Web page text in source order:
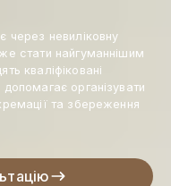
через невиліковну
стати найгуманнішим
кваліфіковані
організувати
та збереження